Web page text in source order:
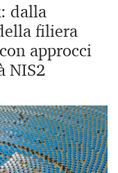
dalla
filiera
approcci
NIS2